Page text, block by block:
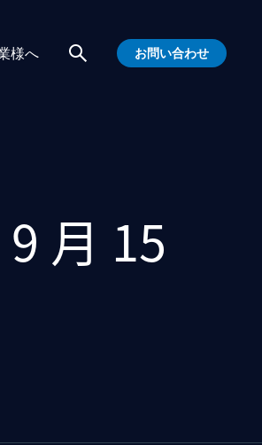
様へ お問い合わせ
月 15